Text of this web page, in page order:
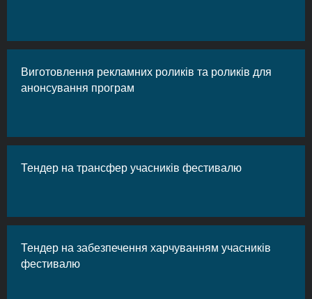
Виготовлення рекламних роликів та роликів для
анонсування програм
Тендер на трансфер учасників фестивалю
Тендер на забезпечення харчуванням учасників
фестивалю